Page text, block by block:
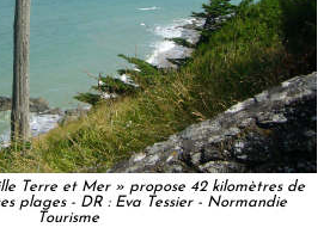
Terre et Mer » propose 42 kilomètres de
plages - DR : Eva Tessier - Normandie
Tourisme